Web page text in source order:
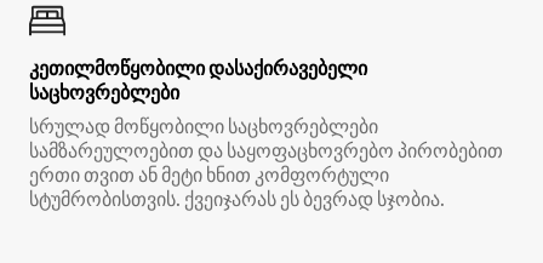
კეთილმოწყობილი დასაქირავებელი
საცხოვრებლები
სრულად მოწყობილი საცხოვრებლები
სამზარეულოებით და საყოფაცხოვრებო პირობებით
ერთი თვით ან მეტი ხნით კომფორტული
სტუმრობისთვის. ქვეიჯარას ეს ბევრად სჯობია.